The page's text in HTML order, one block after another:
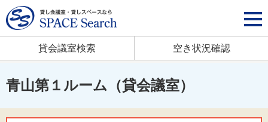
貸会議室検索 空き状況確認
青山第１ルーム（貸会議室）